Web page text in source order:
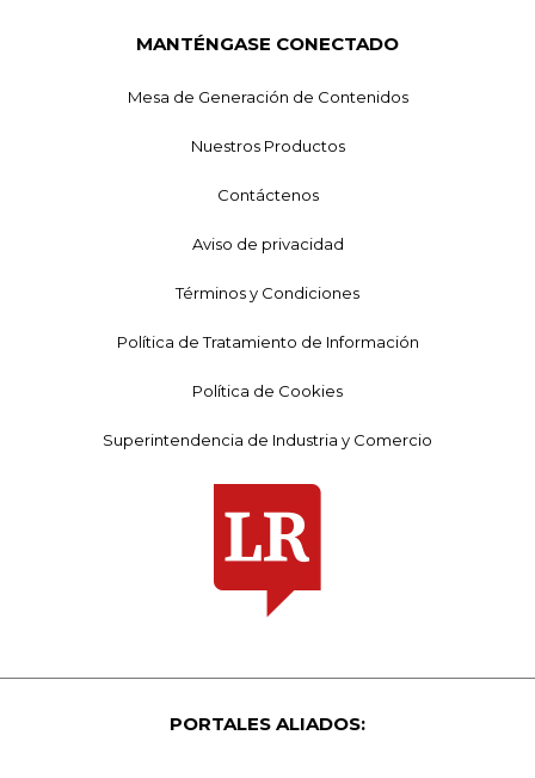
MANTÉNGASE CONECTADO
Mesa de Generación de Contenidos
Nuestros Productos
Contáctenos
Aviso de privacidad
Términos y Condiciones
Política de Tratamiento de Información
Política de Cookies
Superintendencia de Industria y Comercio
PORTALES ALIADOS: